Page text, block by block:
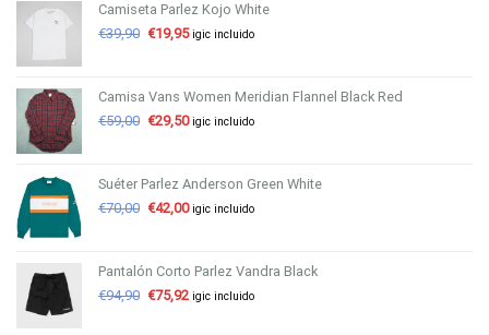
Camiseta Parlez Kojo White
€39,90 €19,95 igic incluido
Camisa Vans Women Meridian Flannel Black Red
€59,00 €29,50 igic incluido
Suéter Parlez Anderson Green White
€70,00 €42,00 igic incluido
Pantalón Corto Parlez Vandra Black
€94,90 €75,92 igic incluido